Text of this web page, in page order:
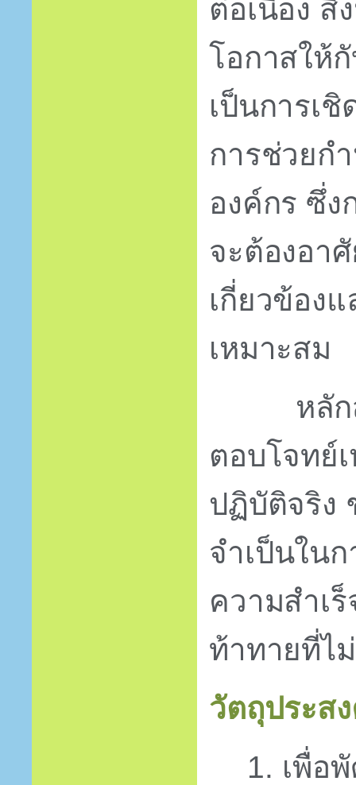
ต่อเนื่อง สิ่
โอกาสให้
เป็นการเ
การช่วยก
องค์กร ซึ่
จะต้องอา
เกี่ยวข้อง
เหมาะสม
หลั
ตอบโจทย์
ปฏิบัติจริง
จำเป็นใน
ความสำเ
ท้าทายที่ไ
วัตถุประส
1. เพื่อ